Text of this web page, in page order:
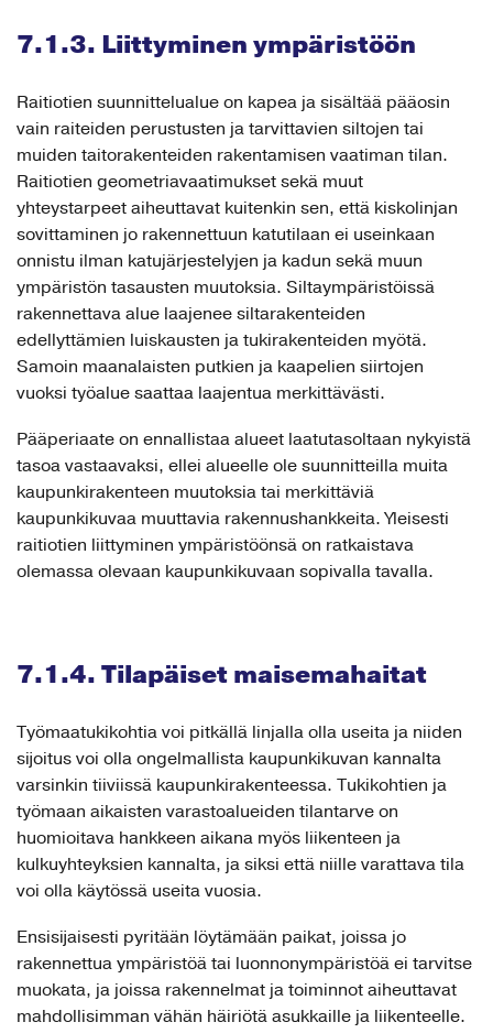
7.1.3. Liittyminen ympäristöön
Raitiotien suunnittelualue on kapea ja sisältää pääosin
vain raiteiden perustusten ja tarvittavien siltojen tai
muiden taitorakenteiden rakentamisen vaatiman tilan.
Raitiotien geometriavaatimukset sekä muut
yhteystarpeet aiheuttavat kuitenkin sen, että kiskolinjan
sovittaminen jo rakennettuun katutilaan ei useinkaan
onnistu ilman katujärjestelyjen ja kadun sekä muun
ympäristön tasausten muutoksia. Siltaympäristöissä
rakennettava alue laajenee siltarakenteiden
edellyttämien luiskausten ja tukirakenteiden myötä.
Samoin maanalaisten putkien ja kaapelien siirtojen
vuoksi työalue saattaa laajentua merkittävästi.
Pääperiaate on ennallistaa alueet laatutasoltaan nykyistä
tasoa vastaavaksi, ellei alueelle ole suunnitteilla muita
kaupunkirakenteen muutoksia tai merkittäviä
kaupunkikuvaa muuttavia rakennushankkeita. Yleisesti
raitiotien liittyminen ympäristöönsä on ratkaistava
olemassa olevaan kaupunkikuvaan sopivalla tavalla.
7.1.4. Tilapäiset maisemahaitat
Työmaatukikohtia voi pitkällä linjalla olla useita ja niiden
sijoitus voi olla ongelmallista kaupunkikuvan kannalta
varsinkin tiiviissä kaupunkirakenteessa. Tukikohtien ja
työmaan aikaisten varastoalueiden tilantarve on
huomioitava hankkeen aikana myös liikenteen ja
kulkuyhteyksien kannalta, ja siksi että niille varattava tila
voi olla käytössä useita vuosia.
Ensisijaisesti pyritään löytämään paikat, joissa jo
rakennettua ympäristöä tai luonnonympäristöä ei tarvitse
muokata, ja joissa rakennelmat ja toiminnot aiheuttavat
mahdollisimman vähän häiriötä asukkaille ja liikenteelle.